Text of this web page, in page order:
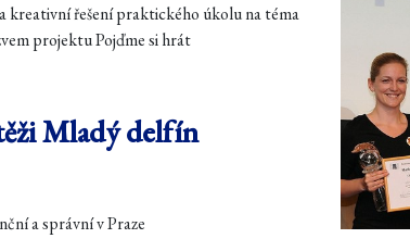
kreativní řešení praktického úkolu na téma
projektu Pojďme si hrát
Mladý delfín
a správní v Praze